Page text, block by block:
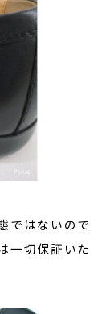
ではないので
一切保証いた